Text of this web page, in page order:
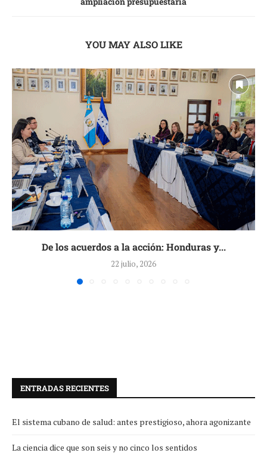
YOU MAY ALSO LIKE
De los acuerdos a la acción: Honduras y...
22 julio, 2026
ENTRADAS RECIENTES
El sistema cubano de salud: antes prestigioso, ahora agonizante
La ciencia dice que son seis y no cinco los sentidos